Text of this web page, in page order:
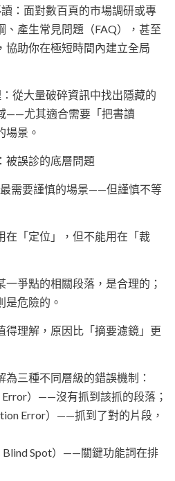
：面對數百頁的市場調研或專
、產生常見問題（FAQ），甚至
協助你在極短時間內建立全局
從大量破碎資訊中找出隱藏的
——尤其適合需要「把書讀
場景。
被誤診的底層問題
需要謹慎的場景——但謹慎不等
在「定位」，但不能用在「裁
爭點的相關段落，是合理的；
是危險的。
得理解，原因比「摘要濾鏡」更
三種不同層級的錯誤機制：
Error）——沒有抓到該抓的段落；
Error）——抓到了對的片段，
Blind Spot）——關鍵功能詞在排